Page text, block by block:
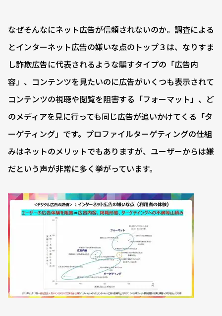
なぜそんなにネット広告が信頼されないのか。調査による
とインターネット広告の嫌いな点のトップ３は、なりすま
し詐欺広告に代表されるような騙すタイプの「広告内
容」、コンテンツを見たいのに広告がいくつも表示されて
コンテンツの視聴や閲覧を阻害する「フォーマット」、ど
のメディアを見に行っても同じ広告が追いかけてくる「タ
ーゲティング」です。プロファイルターゲティングの仕組
みはネットのメリットでもありますが、ユーザーからは嫌
だという声が非常に多く挙がっています。